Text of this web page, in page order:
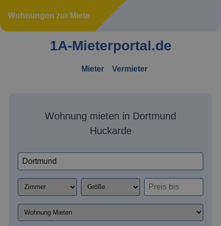
Wohnungen zur Miete
1A-Mieterportal.de
Mieter Vermieter
Wohnung mieten in Dortmund
Huckarde